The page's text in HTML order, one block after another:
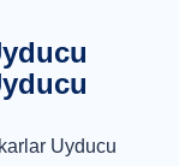
Uyducu